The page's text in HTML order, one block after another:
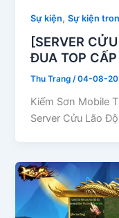
Sự kiện,Sự kiện
[SERVER
ĐUA TOP
Thu Trang/04-08-
Kiếm Sơn Mobile
Server Cửu Lão